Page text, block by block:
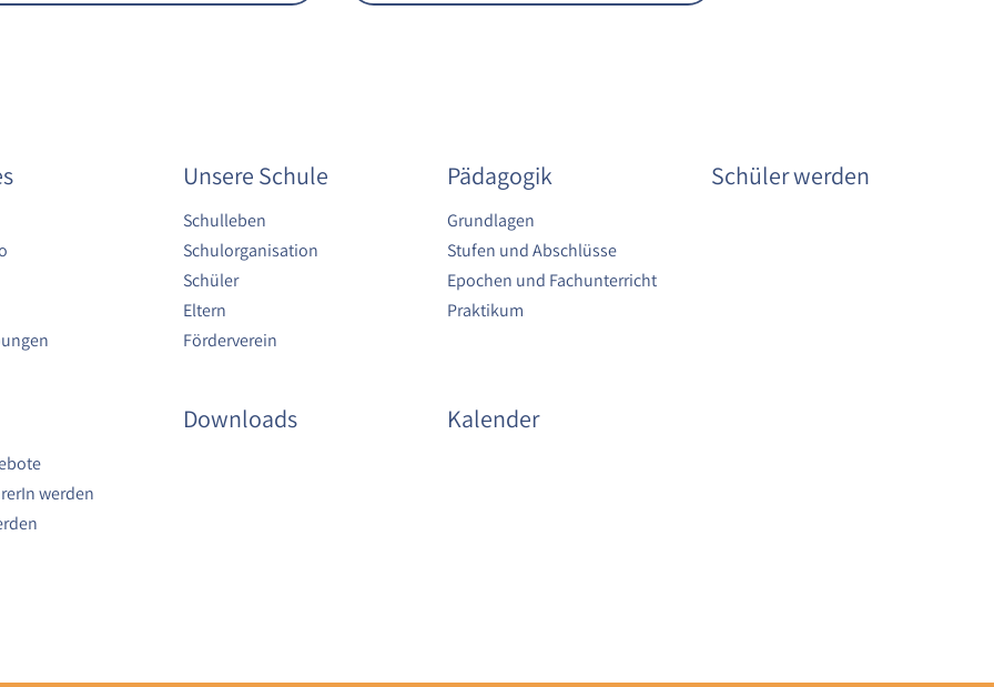
Unsere Schule
Schulleben
Schulorganisation
Schüler
Eltern
Förderverein
Pädagogik
Grundlagen
Stufen und Abschlüsse
Epochen und Fachunterricht
Praktikum
Schüler werden
werden
Downloads Kalender